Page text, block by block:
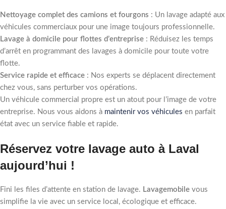
Nettoyage complet des camions et fourgons : Un lavage adapté aux
véhicules commerciaux pour une image toujours professionnelle.
Lavage à domicile pour flottes d’entreprise : Réduisez les temps
d’arrêt en programmant des lavages à domicile pour toute votre
flotte.
Service rapide et efficace : Nos experts se déplacent directement
chez vous, sans perturber vos opérations.
Un véhicule commercial propre est un atout pour l’image de votre
entreprise. Nous vous aidons à maintenir vos véhicules en parfait
état avec un service fiable et rapide.
Réservez votre lavage auto à Laval
aujourd’hui !
Fini les files d’attente en station de lavage. Lavagemobile vous
simplifie la vie avec un service local, écologique et efficace.